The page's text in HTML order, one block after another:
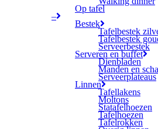
Op tafel
–
Bestek
Tafelbestek
Tafelbestek
Serveerbestek
Serveren en buffet
Dienbladen
Manden en
Serveerplateaus
Linnen
Tafellakens
Moltons
Statafelhoezen
Tafelhoezen
Tafelrokken